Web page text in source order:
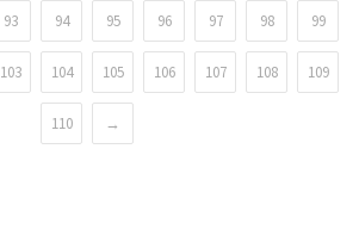
93 94 95 96 97 98 99
103 104 105 106 107 108 109
110 →